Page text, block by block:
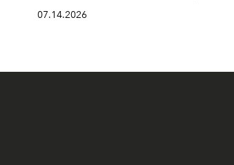
07.14.2026